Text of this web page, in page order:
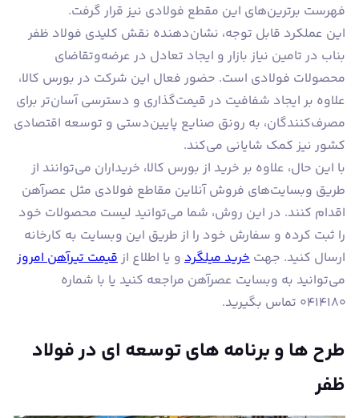
فهرست برترین‌های این مقطع فولادی نیز قرار گرفت.
این عملکرد قابل توجه، نشان‌دهنده نقش کلیدی فولاد ظفر
بناب در تامین نیاز بازار و ایجاد تعادل در عرضه‌وتقاضای
محصولات فولادی است. حضور فعال این شرکت در بورس کالا،
علاوه بر ایجاد شفافیت در قیمت‌گذاری و دسترسی آسان‌تر برای
مصرف‌کنندگان، به رونق صنایع پایین‌دستی و توسعه اقتصادی
کشور نیز کمک شایانی می‌کند.
با این حال، علاوه بر خرید از بورس کالا، خریداران می‌توانند از
طریق وبسایت‌های فروش‌ آنلاین مقاطع فولادی مثل عصرآهن
اقدام کنند. در این روش، شما می‌توانید لیست محصولات خود
را ثبت کرده و سفارش خود را از طریق این وبسایت به کارخانه
ارسال کنید. جهت خرید میلگرد و یا اطلاع ازقیمت تیرآهن امروز
می‌توانید به وبسایت عصرآهن مراجعه کنید یا با شماره
۰۴۱۴۱۸۰ تماس بگیرید.
طرح ها و برنامه های توسعه ای در فولاد
ظفر